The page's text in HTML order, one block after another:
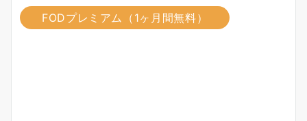
FODプレミアム（1ヶ月間無料）